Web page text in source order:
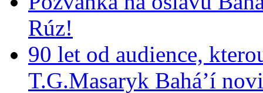
Rúz!
90 let od audience,
T.G.Masaryk Bahá’í